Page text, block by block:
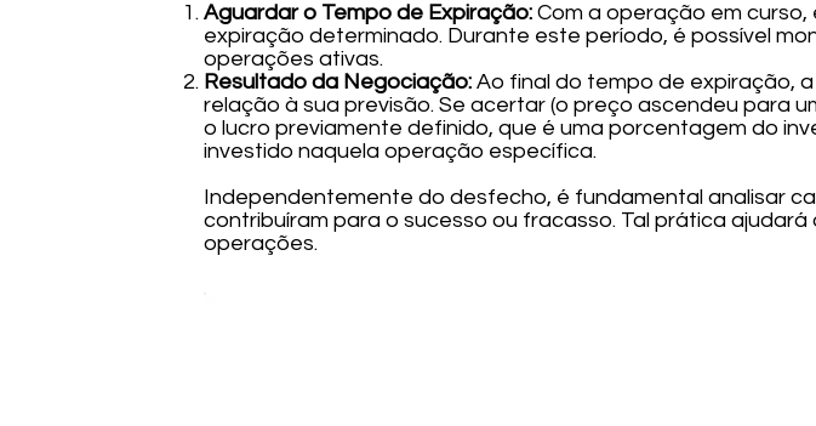
Aguardar o Tempo de Expiração: Com a operação em
expiração determinado. Durante este período, é possível
operações ativas.
Resultado da Negociação: Ao final do tempo de expiração,
relação à sua previsão. Se acertar (o preço ascendeu para
o lucro previamente definido, que é uma porcentagem do
investido naquela operação específica.
Independentemente do desfecho, é fundamental analisar
contribuíram para o sucesso ou fracasso. Tal prática
operações.